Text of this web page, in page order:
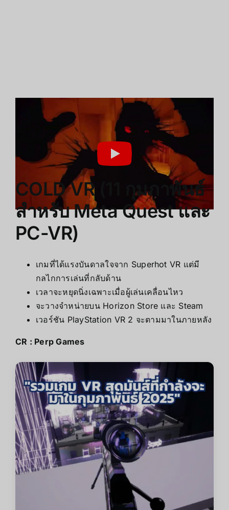
COLD VR (11 กุมภาพันธ์
สำหรับ Meta Quest และ
PC-VR)
เกมที่ได้แรงบันดาลใจจาก Superhot VR แต่มี
กลไกการเล่นที่กลับด้าน
เวลาจะหยุดนิ่งเฉพาะเมื่อผู้เล่นเคลื่อนไหว
จะวางจำหน่ายบน Horizon Store และ Steam
เวอร์ชัน PlayStation VR 2 จะตามมาในภายหลัง
CR : Perp Games